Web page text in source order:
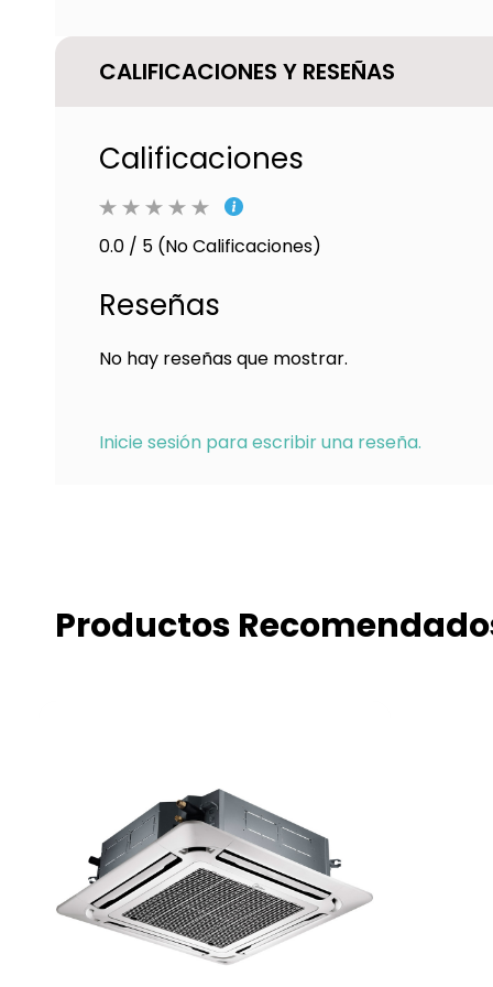
CALIFICACIONES Y RESEÑAS
Calificaciones
0.0 / 5 (No Calificaciones)
Reseñas
No hay reseñas que mostrar.
Inicie sesión para escribir una reseña.
Productos